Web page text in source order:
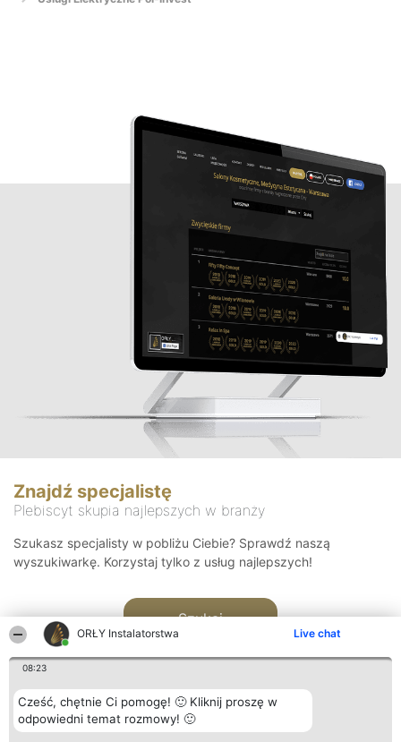
ORŁY Instalatorstwa Live chat
08:23
Cześć, chętnie Ci pomogę! 🙂 Kliknij proszę w
odpowiedni temat rozmowy! 🙂
Znajdź specjalistę
Plebiscyt skupia najlepszych w branży
Szukasz specjalisty w pobliżu Ciebie? Sprawdź naszą
wyszukiwarkę. Korzystaj tylko z usług najlepszych!
Szukaj